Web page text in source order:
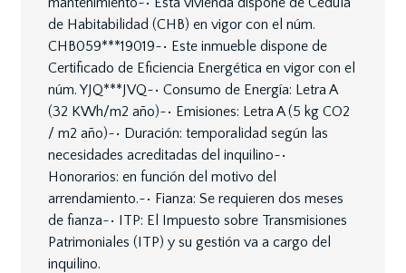
de Habitabilidad (CHB) en vigor con el núm.
CHB059***19019~• Este inmueble dispone de
Certificado de Eficiencia Energética en vigor con el
núm. YJQ***JVQ~• Consumo de Energía: Letra A
(32 KWh/m2 año)~• Emisiones: Letra A (5 kg CO2
/ m2 año)~• Duración: temporalidad según las
necesidades acreditadas del inquilino~•
Honorarios: en función del motivo del
arrendamiento.~• Fianza: Se requieren dos meses
de fianza~• ITP: El Impuesto sobre Transmisiones
Patrimoniales (ITP) y su gestión va a cargo del
inquilino.